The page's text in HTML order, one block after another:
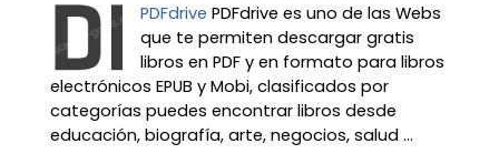
PDFdrive PDFdrive es uno de las Webs
que te permiten descargar gratis
libros en PDF y en formato para libros
electrónicos EPUB y Mobi, clasificados por
categorías puedes encontrar libros desde
educación, biografía, arte, negocios, salud ...